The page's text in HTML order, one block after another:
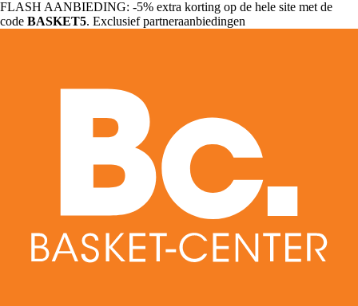
FLASH AANBIEDING: -5% extra korting op de hele site met de
code BASKET5. Exclusief partneraanbiedingen